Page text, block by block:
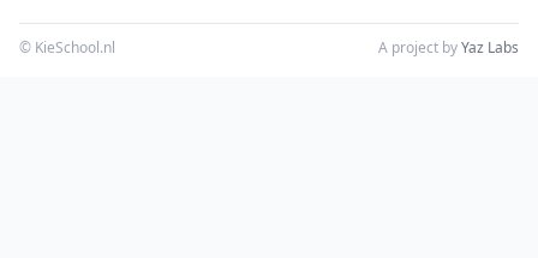
© KieSchool.nl A project byYaz Labs